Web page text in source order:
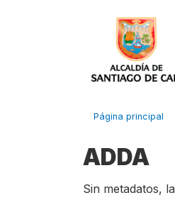
Página principal
ADDA
Sin metadatos,